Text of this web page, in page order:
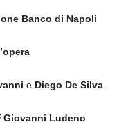
Banco di Napoli
e Diego De Silva
Giovanni Ludeno